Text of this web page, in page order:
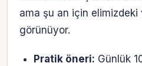
Bireysel müşteri hesabı
ama şu an için
görünüyor.
Pratik öneri: Günlük